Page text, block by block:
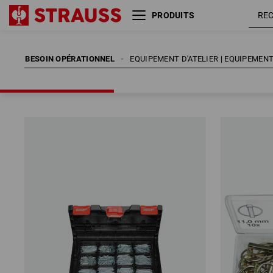
PRODUITS
BESOIN OPÉRATIONNEL EQUIPEMENT D'ATELIER |
BESOIN OPÉRATIONNEL EQUIPEMENT D'ATELIER |